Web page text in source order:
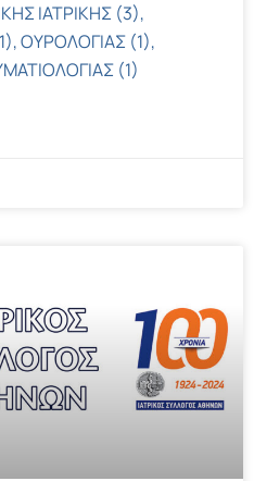
ΙΑΤΡΙΚΗΣ (3),
ΟΥΡΟΛΟΓΙΑΣ (1),
(1)